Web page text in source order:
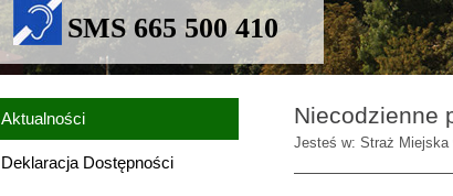
SMS 665 500 410
Aktualności
Deklaracja Dostępności
Niecodzienne
Jesteś w: Straż Miejska